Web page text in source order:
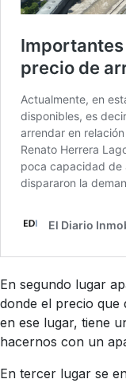
En segundo lugar
donde el precio que
en ese lugar, tiene
hacernos con un
En tercer lugar se